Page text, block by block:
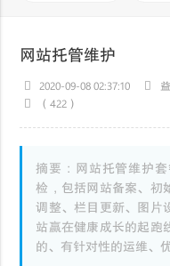
网站托管维护
2020-09-08 02:37:10
（422）
摘要：网站托管维护
检，包括网站备案、初
调整、栏目更新、图片
站赢在健康成长的起跑
的、有针对性的运维、